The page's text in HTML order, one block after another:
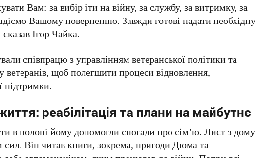
Вам: за вибір іти на війну, за службу, за витримку, за
Вашому поверненню. Завжди готові надати необхідну
Ігор Чайка.
співпрацю з управлінням ветеранської політики та
ветеранів, щоб полегшити процеси відновлення,
підтримки.
реабілітація та плани на майбутнє
в полоні йому допомогли спогади про сім’ю. Лист з дому
Він читав книги, зокрема, пригоди Дюма та